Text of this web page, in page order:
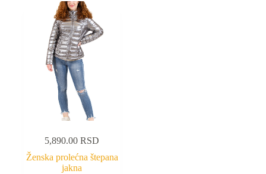
5,890.00RSD
Ženska prolećna štepana
jakna